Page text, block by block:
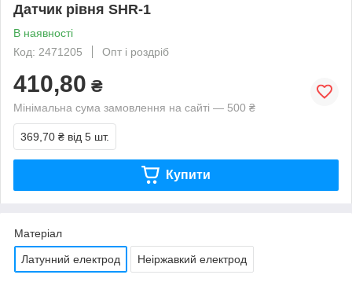
Датчик рівня SHR-1
В наявності
Код: 2471205
Опт і роздріб
410,80 ₴
Мінімальна сума замовлення на сайті — 500 ₴
369,70 ₴ від 5 шт.
Купити
Матеріал
Латунний електрод Неіржавкий електрод